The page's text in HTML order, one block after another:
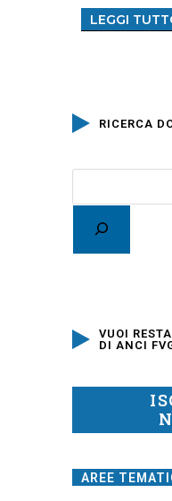
LEGGI
RICERCA
VUOI
DI ANCI
AREE